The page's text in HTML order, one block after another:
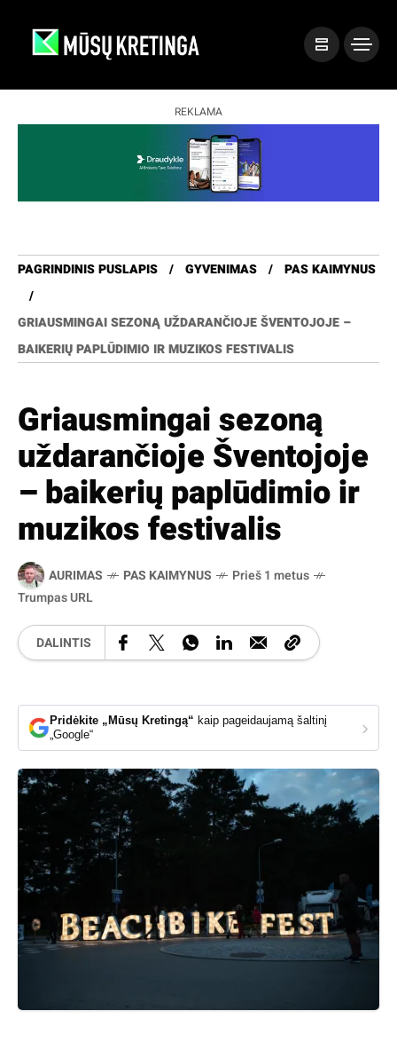
REKLAMA
PAGRINDINIS PUSLAPIS GYVENIMAS PAS KAIMYNUS
GRIAUSMINGAI SEZONĄ UŽDARANČIOJE ŠVENTOJOJE –
BAIKERIŲ PAPLŪDIMIO IR MUZIKOS FESTIVALIS
Griausmingai sezoną
uždarančioje Šventojoje
– baikerių paplūdimio ir
muzikos festivalis
AURIMAS PAS KAIMYNUS
Prieš 1 metus
Trumpas URL
DALINTIS
Pridėkite „Mūsų Kretingą“ kaip pageidaujamą šaltinį
„Google“
›